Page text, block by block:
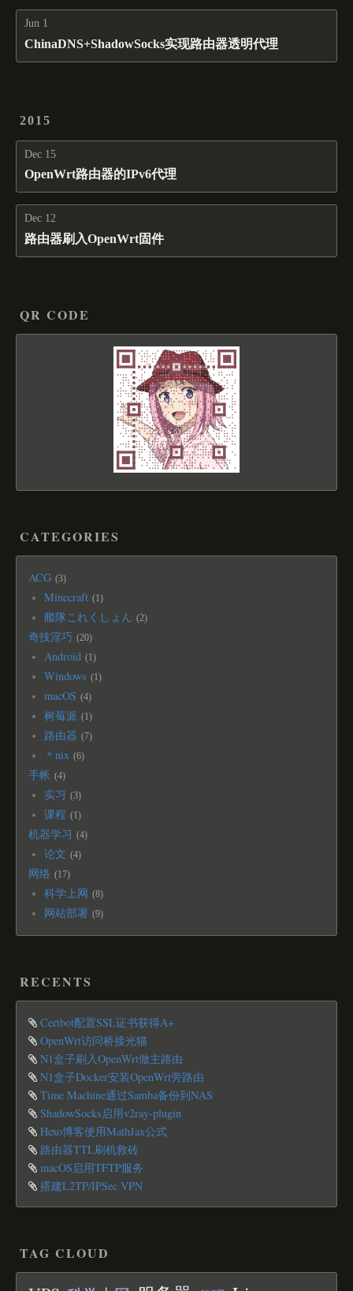
Jun 1
ChinaDNS+ShadowSocks实现路由器透明代理
2015
Dec 15
OpenWrt路由器的IPv6代理
Dec 12
路由器刷入OpenWrt固件
QR CODE
CATEGORIES
ACG 3
Minecraft 1
艦隊これくしょん 2
奇技淫巧 20
Android 1
Windows 1
macOS 4
树莓派 1
路由器 7
＊nix 6
手帐 4
实习 3
课程 1
机器学习 4
论文 4
网络 17
科学上网 8
网站部署 9
RECENTS
Certbot配置SSL证书获得A+
OpenWrt访问桥接光猫
N1盒子刷入OpenWrt做主路由
N1盒子Docker安装OpenWrt旁路由
Time Machine通过Samba备份到NAS
ShadowSocks启用v2ray-plugin
Hexo博客使用MathJax公式
路由器TTL刷机救砖
macOS启用TFTP服务
搭建L2TP/IPSec VPN
TAG CLOUD